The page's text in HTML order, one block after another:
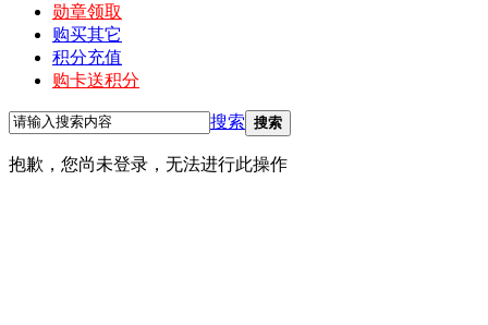
勋章领取
购买其它
积分充值
购卡送积分
搜索 搜索
抱歉，您尚未登录，无法进行此操作